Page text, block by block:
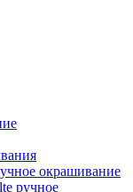
окрашивание
ручное